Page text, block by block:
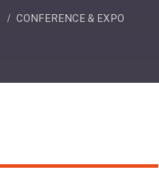
CONFERENCE & EXPO